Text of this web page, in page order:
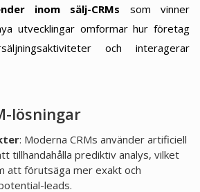
inom sälj-CRMs som vinner
utvecklingar omformar hur företag
och interagerar
lösningar
: Moderna CRMs använder artificiell
tillhandahålla prediktiv analys, vilket
att förutsäga mer exakt och
leads.